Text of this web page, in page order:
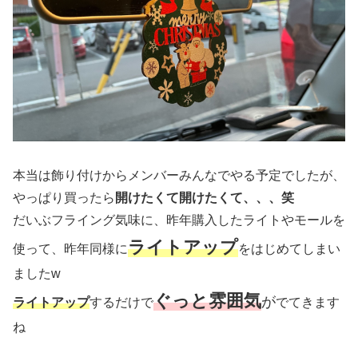
本当は飾り付けからメンバーみんなでやる予定でしたが、
やっぱり買ったら 開けたくて開けたくて、、、笑
だいぶフライング気味に、昨年購入したライトやモールを
使って、昨年同様にライトアップをはじめてしまい
ましたw
ライトアップするだけでぐっと雰囲気がでてきます
ね